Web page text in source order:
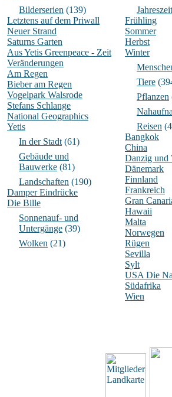
Bilderserien (139)
Letztens auf dem Priwall
Neuer Strand
Saturns Garten
Aus Yetis Greenpeace - Zeit
Veränderungen
Am Regen
Bieber am Regen
Vogelpark Walsrode
Stefans Schlange
National Geographics
Yetis
In der Stadt (61)
Gebäude und
Bauwerke (81)
Landschaften (190)
Damper Eindrücke
Die Bille
Sonnenauf- und
Untergänge (39)
Wolken (21)
Frühling
Sommer
Herbst
Winter
Tiere
Pflanzen
Reisen
Bangkok
China
Danzig und
Dänemark
Finnland
Frankreich
Gran
Hawaii
Malta
Norwegen
Rügen
Sevilla
Sylt
USA Die
Südafrika
Wien